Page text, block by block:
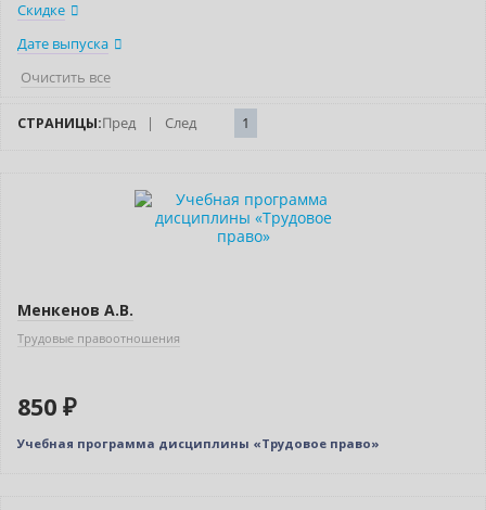
Скидке
Дате выпуска
Очистить все
СТРАНИЦЫ:Пред | След 1
Менкенов А.В.
Трудовые правоотношения
850 ₽
Учебная программа дисциплины «Трудовое право»